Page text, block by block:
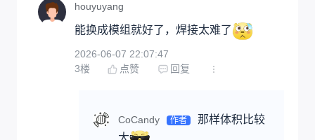
houyuyang
能换成模组就好了，焊接太难了
2026-06-07 22:07:47
3楼 点赞 回复
CoCandy 作者
那样体积比较